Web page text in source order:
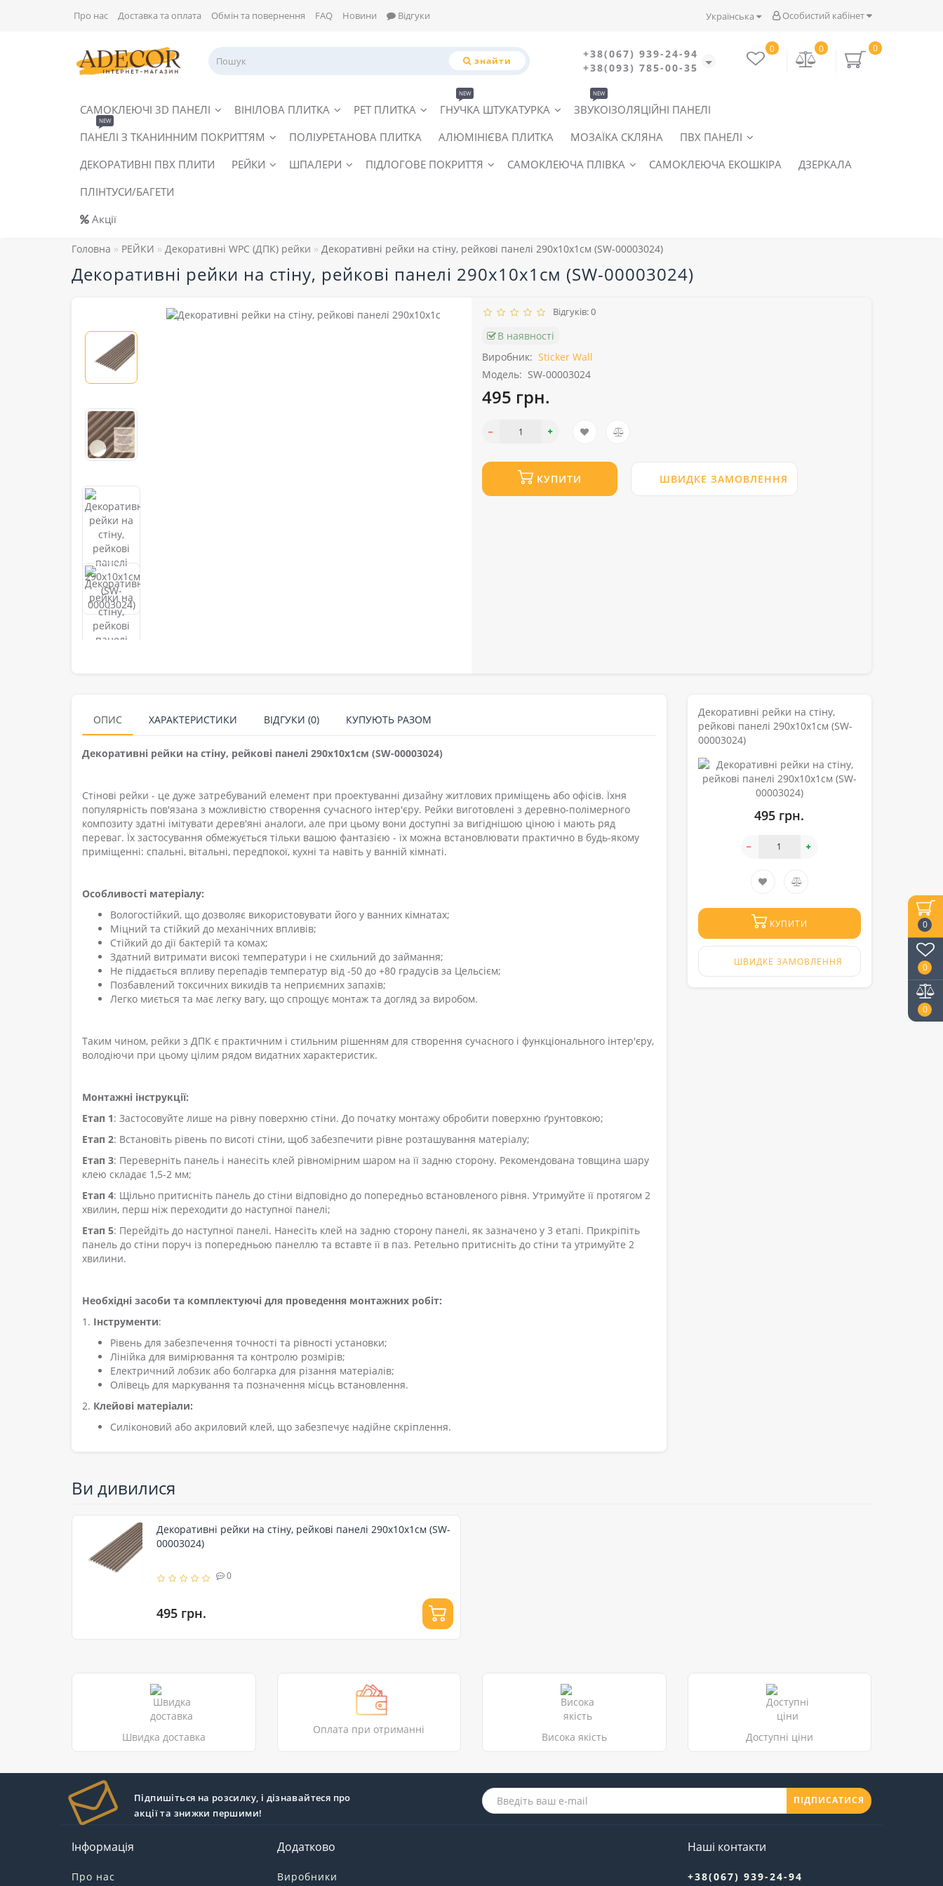
0
0
0
Особистий кабінет
Українська
Про нас Доставка та оплата Обмін та повернення FAQ Новини Відгуки
знайти
+38(067) 939-24-94
+38(093) 785-00-35
0
0
0
САМОКЛЕЮЧІ 3D ПАНЕЛІ ВІНІЛОВА ПЛИТКА PET ПЛИТКА ГНУЧКА ШТУКАТУРКА
NEW
ЗВУКОІЗОЛЯЦІЙНІ ПАНЕЛІ
NEW
ПАНЕЛІ З ТКАНИННИМ ПОКРИТТЯМ
NEW
ПОЛІУРЕТАНОВА ПЛИТКА АЛЮМІНІЄВА ПЛИТКА МОЗАЇКА СКЛЯНА
ПВХ ПАНЕЛІ
ДЕКОРАТИВНІ ПВХ ПЛИТИ
РЕЙКИ ШПАЛЕРИ ПІДЛОГОВЕ ПОКРИТТЯ САМОКЛЕЮЧА ПЛІВКА САМОКЛЕЮЧА ЕКОШКІРА
ДЗЕРКАЛА
ПЛІНТУСИ/БАГЕТИ
Акції
Головна РЕЙКИ Декоративні WPC (ДПК) рейки Декоративні рейки на стіну, рейкові панелі 290х10х1см (SW-00003024)
Декоративні рейки на стіну, рейкові панелі 290х10х1см (SW-00003024)
Відгуків: 0
В наявності
Виробник: Sticker Wall
Модель: SW-00003024
495 грн.
КУПИТИ ШВИДКЕ ЗАМОВЛЕННЯ
ОПИС ХАРАКТЕРИСТИКИ ВІДГУКИ (0) КУПУЮТЬ РАЗОМ
Декоративні рейки на стіну, рейкові панелі 290х10х1см (SW-00003024)
Стінові рейки - це дуже затребуваний елемент при проектуванні дизайну житлових приміщень або офісів. Їхня
популярність пов'язана з можливістю створення сучасного інтер'єру. Рейки виготовлені з деревно-полімерного
композиту здатні імітувати дерев'яні аналоги, але при цьому вони доступні за вигіднішою ціною і мають ряд
переваг. Їх застосування обмежується тільки вашою фантазією - їх можна встановлювати практично в будь-якому
приміщенні: спальні, вітальні, передпокої, кухні та навіть у ванній кімнаті.
Особливості матеріалу:
Вологостійкий, що дозволяє використовувати його у ванних кімнатах;
Міцний та стійкий до механічних впливів;
Стійкий до дії бактерій та комах;
Здатний витримати високі температури і не схильний до займання;
Не піддається впливу перепадів температур від -50 до +80 градусів за Цельсієм;
Позбавлений токсичних викидів та неприємних запахів;
Легко миється та має легку вагу, що спрощує монтаж та догляд за виробом.
Таким чином, рейки з ДПК є практичним і стильним рішенням для створення сучасного і функціонального інтер'єру,
володіючи при цьому цілим рядом видатних характеристик.
Монтажні інструкції:
Етап 1: Застосовуйте лише на рівну поверхню стіни. До початку монтажу обробити поверхню ґрунтовкою;
Етап 2: Встановіть рівень по висоті стіни, щоб забезпечити рівне розташування матеріалу;
Етап 3: Переверніть панель і нанесіть клей рівномірним шаром на її задню сторону. Рекомендована товщина шару
клею складає 1,5-2 мм;
Етап 4: Щільно притисніть панель до стіни відповідно до попередньо встановленого рівня. Утримуйте її протягом 2
хвилин, перш ніж переходити до наступної панелі;
Етап 5: Перейдіть до наступної панелі. Нанесіть клей на задню сторону панелі, як зазначено у 3 етапі. Прикріпіть
панель до стіни поруч із попередньою панеллю та вставте її в паз. Ретельно притисніть до стіни та утримуйте 2
хвилини.
Необхідні засоби та комплектуючі для проведення монтажних робіт:
1. Інструменти:
Рівень для забезпечення точності та рівності установки;
Лінійка для вимірювання та контролю розмірів;
Електричний лобзик або болгарка для різання матеріалів;
Олівець для маркування та позначення місць встановлення.
2. Клейові матеріали:
Силіконовий або акриловий клей, що забезпечує надійне скріплення.
Декоративні рейки на стіну,
рейкові панелі 290х10х1см (SW-
00003024)
495 грн.
КУПИТИ
ШВИДКЕ ЗАМОВЛЕННЯ
Ви дивилися
Декоративні рейки на стіну, рейкові панелі 290х10х1см (SW-
00003024)
0
495 грн.
Швидка доставка
Оплата при отриманні
Висока якість Доступні ціни
Підпишіться на розсилку, і дізнавайтеся про
акції та знижки першими!
ПІДПИСАТИСЯ
Інформація
Про нас
Додатково
Виробники
Наші контакти
+38(067) 939-24-94